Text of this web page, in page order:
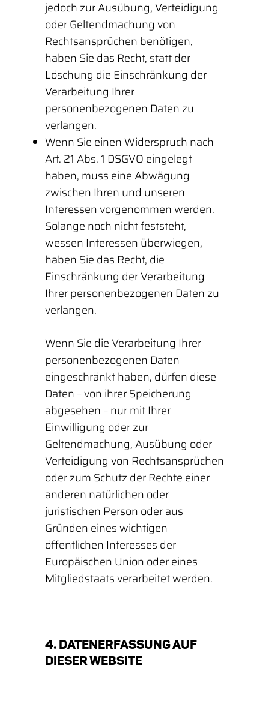
jedoch zur Ausübung, Verteidigung
oder Geltendmachung von
Rechtsansprüchen benötigen,
haben Sie das Recht, statt der
Löschung die Einschränkung der
Verarbeitung Ihrer
personenbezogenen Daten zu
verlangen.
Wenn Sie einen Widerspruch nach
Art. 21 Abs. 1 DSGVO eingelegt
haben, muss eine Abwägung
zwischen Ihren und unseren
Interessen vorgenommen werden.
Solange noch nicht feststeht,
wessen Interessen überwiegen,
haben Sie das Recht, die
Einschränkung der Verarbeitung
Ihrer personenbezogenen Daten zu
verlangen.
Wenn Sie die Verarbeitung Ihrer
personenbezogenen Daten
eingeschränkt haben, dürfen diese
Daten – von ihrer Speicherung
abgesehen – nur mit Ihrer
Einwilligung oder zur
Geltendmachung, Ausübung oder
Verteidigung von Rechtsansprüchen
oder zum Schutz der Rechte einer
anderen natürlichen oder
juristischen Person oder aus
Gründen eines wichtigen
öffentlichen Interesses der
Europäischen Union oder eines
Mitgliedstaats verarbeitet werden.
4. DATENERFASSUNG AUF
DIESER WEBSITE